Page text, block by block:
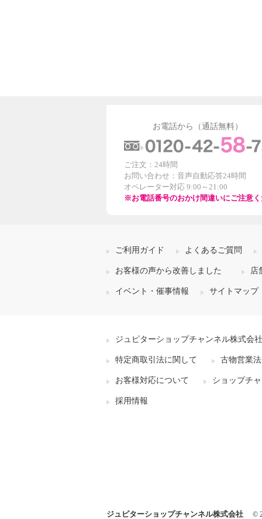
お電話から（通話無料）
ご注文：24時間
お問い合わせ：音声自動応答24時間
オペレーター対応 9:00～21:00
※お電話番号のおかけ間違いにご注意
ご利用ガイド よくあるご質問
お客様の声から改善しました 店
イベント・催事情報 サイトマップ
ジュピターショップチャンネル株式会
特定商取引法に関して 古物営業
お客様対応について ショップチ
採用情報
ジュピターショップチャンネル株式会社 ©